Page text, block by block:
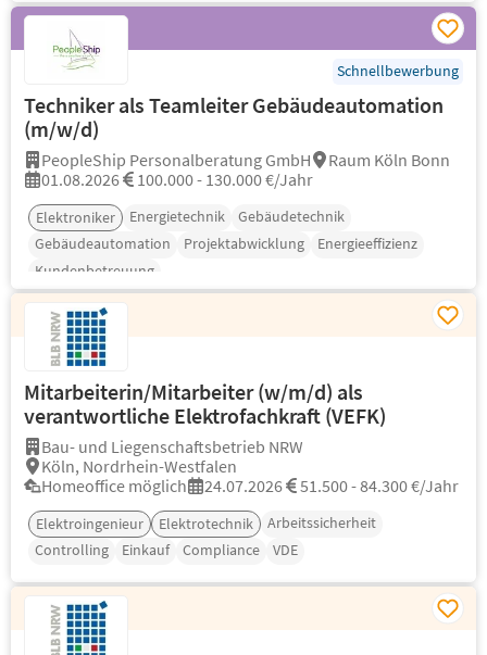
Schnellbewerbung
Techniker als Teamleiter Gebäudeautomation
(m/w/d)
PeopleShip Personalberatung GmbH
Raum Köln Bonn
01.08.2026
100.000 - 130.000 €/Jahr
Elektroniker Energietechnik
Gebäudetechnik
Gebäudeautomation
Projektabwicklung
Energieeffizienz
Kundenbetreuung
Mitarbeiterin/Mitarbeiter (w/m/d) als
verantwortliche Elektrofachkraft (VEFK)
Bau- und Liegenschaftsbetrieb NRW
Köln, Nordrhein-Westfalen
Homeoffice möglich
24.07.2026 51.500 - 84.300 €/Jahr
Elektroingenieur Elektrotechnik
Arbeitssicherheit
Controlling
Einkauf Compliance VDE